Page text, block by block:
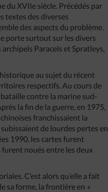
du XVIIe siècle. Précédés par
textes des diverses
des aspects du problème.
porte surtout sur les divers
Paracels et Spratleys,
historique au sujet du récent
respectifs. Au cours de
contre la marine sud-
la fin de la guerre, en 1975,
franchissaient la
de lourdes pertes en
1990, les cartes furent
noués entre les deux
C’est alors qu’elle a fait
sa forme, la frontière en «